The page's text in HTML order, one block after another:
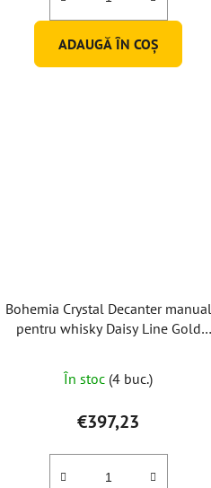
ADAUGĂ ÎN COŞ
Bohemia Crystal Decanter manual
pentru whisky Daisy Line Gold
În stoc (4 buc.)
€397,23